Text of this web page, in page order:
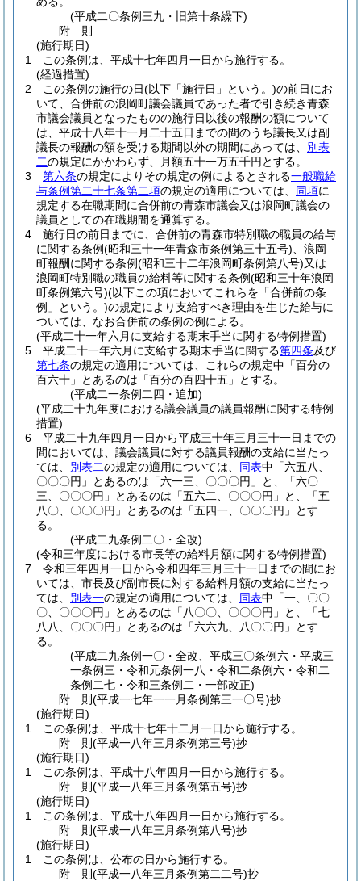
(平成二〇条例三九・旧第十条繰下)
附 則
(施行期日)
1
この条例は、平成十七年四月一日から施行する。
(経過措置)
2
この条例の施行の日(以下「施行日」という。)の前日にお
いて、合併前の浪岡町議会議員であった者で引き続き青森
市議会議員となったものの施行日以後の報酬の額について
は、平成十八年十一月二十五日までの間のうち議長又は副
議長の報酬の額を受ける期間以外の期間にあっては、 別表
二の規定にかかわらず、月額五十一万五千円とする。
3
第六条の規定によりその規定の例によるとされる一般職給
与条例第二十七条第二項の規定の適用については、 同項に
規定する在職期間に合併前の青森市議会又は浪岡町議会の
議員としての在職期間を通算する。
4
施行日の前日までに、合併前の青森市特別職の職員の給与
に関する条例(昭和三十一年青森市条例第三十五号) 、浪岡
町報酬に関する条例(昭和三十二年浪岡町条例第八号)又は
浪岡町特別職の職員の給料等に関する条例(昭和三十年浪岡
町条例第六号)(以下この項においてこれらを「合併前の条
例」という。)の規定により支給すべき理由を生じた給与に
ついては、なお合併前の条例の例による。
(平成二十一年六月に支給する期末手当に関する特例措置)
5
平成二十一年六月に支給する期末手当に関する第四条及び
第七条の規定の適用については、これらの規定中「百分の
百六十」とあるのは「百分の百四十五」とする。
(平成二一条例二四・追加)
(平成二十九年度における議会議員の議員報酬に関する特例
措置)
6
平成二十九年四月一日から平成三十年三月三十一日までの
間においては、議会議員に対する議員報酬の支給に当たっ
ては、 別表二の規定の適用については、 同表中「六五八、
〇〇〇円」とあるのは「六一三、〇〇〇円」と、「六〇
三、〇〇〇円」とあるのは「五六二、〇〇〇円」と、「五
八〇、〇〇〇円」とあるのは「五四一、〇〇〇円」とす
る。
(平成二九条例二〇・全改)
(令和三年度における市長等の給料月額に関する特例措置)
7
令和三年四月一日から令和四年三月三十一日までの間にお
いては、市長及び副市長に対する給料月額の支給に当たっ
ては、 別表一の規定の適用については、 同表中「一、〇〇
〇、〇〇〇円」とあるのは「八〇〇、〇〇〇円」と、「七
八八、〇〇〇円」とあるのは「六六九、八〇〇円」とす
る。
(平成二九条例一〇・全改、平成三〇条例六・平成三
一条例三・令和元条例一八・令和二条例六・令和二
条例二七・令和三条例二・一部改正)
附 則(平成一七年一一月条例第三一〇号)抄
(施行期日)
1
この条例は、平成十七年十二月一日から施行する。
附 則(平成一八年三月条例第三号)抄
(施行期日)
1
この条例は、平成十八年四月一日から施行する。
附 則(平成一八年三月条例第五号)抄
(施行期日)
1
この条例は、平成十八年四月一日から施行する。
附 則(平成一八年三月条例第八号)抄
(施行期日)
1
この条例は、公布の日から施行する。
附 則(平成一八年三月条例第二二号)抄